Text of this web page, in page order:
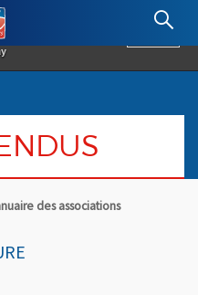
Angers.fr : Retour à l'accueil
des associations